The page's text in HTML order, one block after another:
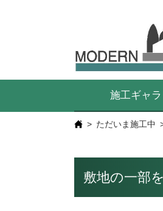
施工ギャ
ただいま施工中
敷地の一部